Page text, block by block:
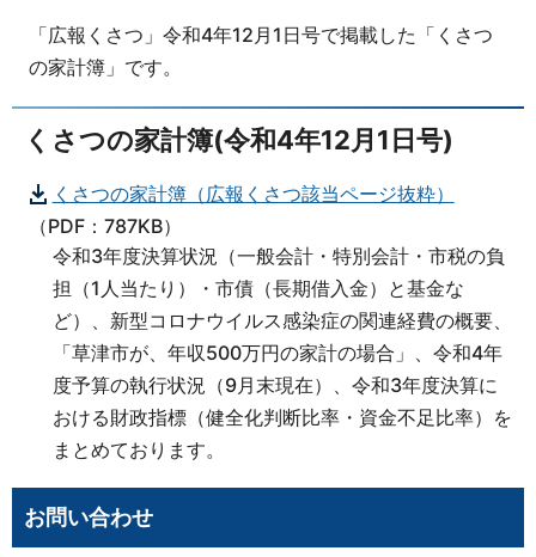
「広報くさつ」令和4年12月1日号で掲載した「くさつ
の家計簿」です。
くさつの家計簿(令和4年12月1日号)
くさつの家計簿（広報くさつ該当ページ抜粋）
（PDF：787KB）
令和3年度決算状況（一般会計・特別会計・市税の負
担（1人当たり）・市債（長期借入金）と基金な
ど）、新型コロナウイルス感染症の関連経費の概要、
「草津市が、年収500万円の家計の場合」、令和4年
度予算の執行状況（9月末現在）、令和3年度決算に
おける財政指標（健全化判断比率・資金不足比率）を
まとめております。
お問い合わせ